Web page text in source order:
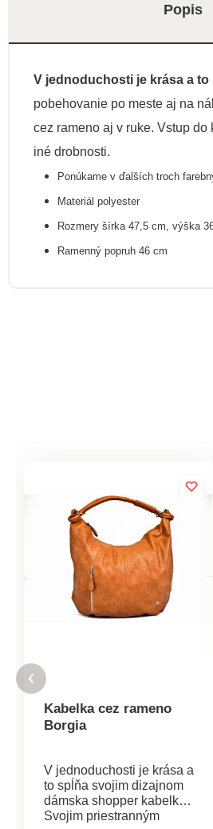
Popis
V jednoduchosti je krása a
pobehovanie po meste aj na
cez rameno aj v ruke. Vstup
iné drobnosti.
Ponúkame v ďalších troch
Materiál polyester
Rozmery šírka 47,5 cm, výška
Ramenný popruh 46 cm
Kabelka cez rameno
Borgia
V jednoduchosti je krása a
to spĺňa svojim dizajnom
dámska shopper kabelka.
Svojim priestranným